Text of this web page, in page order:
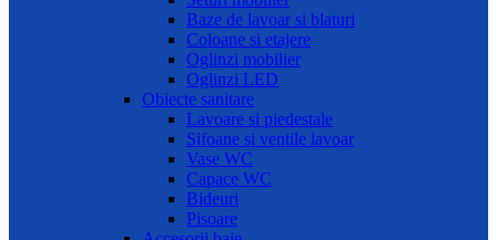
Baze de lavoar si blaturi
Coloane si etajere
Oglinzi mobilier
Oglinzi LED
Obiecte sanitare
Lavoare si piedestale
Sifoane si ventile lavoar
Vase WC
Capace WC
Bideuri
Pisoare